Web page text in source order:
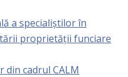
a specialiştilor în
proprietăţii funciare
din cadrul CALM